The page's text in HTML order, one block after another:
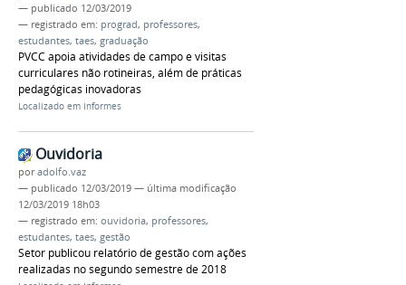
— publicado 12/03/2019
— registrado em: prograd, professores,
estudantes, taes, graduação
PVCC apoia atividades de campo e visitas
curriculares não rotineiras, além de práticas
pedagógicas inovadoras
Localizado em Informes
Ouvidoria
poradolfo.vaz
— publicado 12/03/2019 — última modificação
12/03/2019 18h03
— registrado em: ouvidoria, professores,
estudantes, taes, gestão
Setor publicou relatório de gestão com ações
realizadas no segundo semestre de 2018